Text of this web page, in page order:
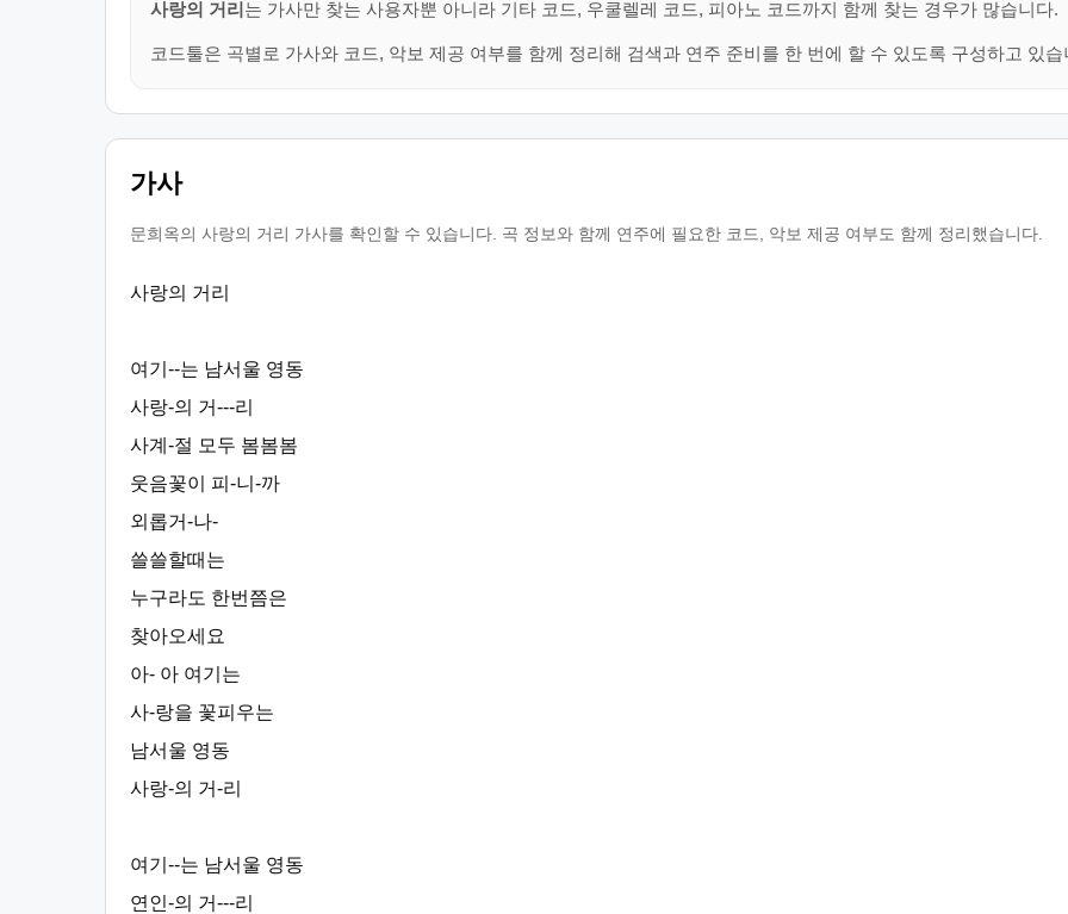
사랑의 거리는 가사만 찾는 사용자뿐 아니라 기타 코드, 우쿨렐레 코드, 피아노 코드까지 함께 찾는 경우가 많습니다.
코드툴은 곡별로 가사와 코드, 악보 제공 여부를 함께 정리해 검색과 연주 준비를 한 번에 할 수 있도록 구성하고 있습
가사
문희옥의 사랑의 거리 가사를 확인할 수 있습니다. 곡 정보와 함께 연주에 필요한 코드, 악보 제공 여부도 함께 정리했습니다.
사랑의 거리
여기--는 남서울 영동
사랑-의 거---리
사계-절 모두 봄봄봄
웃음꽃이 피-니-까
외롭거-나-
쓸쓸할때는
누구라도 한번쯤은
찾아오세요
아- 아 여기는
사-랑을 꽃피우는
남서울 영동
사랑-의 거-리
여기--는 남서울 영동
연인-의 거---리